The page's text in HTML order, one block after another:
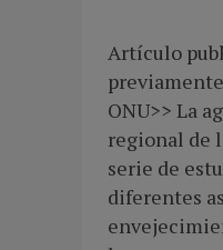
Artículo
ONU>> La
regional de
serie de
diferentes